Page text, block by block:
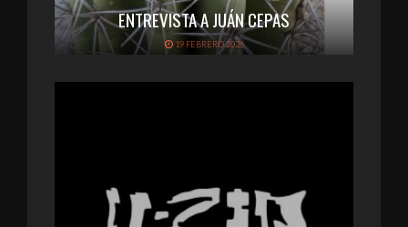
ENTREVISTA A JUÁN CEPAS
19 FEBRERO 2026